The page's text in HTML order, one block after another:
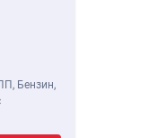
Бензин,